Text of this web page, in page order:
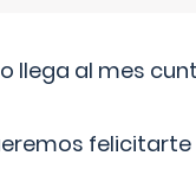
llega al mes